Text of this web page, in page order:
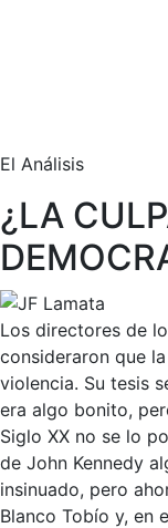
El Análisis
¿LA
Los directores de
consideraron que
violencia. Su tesis
era algo bonito,
Siglo XX no se lo
de John Kennedy
insinuado, pero
Blanco Tobío y, en